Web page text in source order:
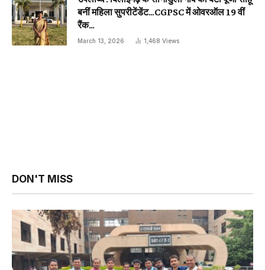
बनीं महिला सुपरीटेंडेंट…CGPSC में ओवरऑल 19 वीं
रैंक…
March 13, 2026 1,468 Views
DON'T MISS